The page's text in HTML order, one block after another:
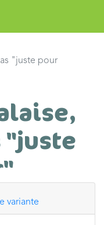
"juste pour
"juste
variante